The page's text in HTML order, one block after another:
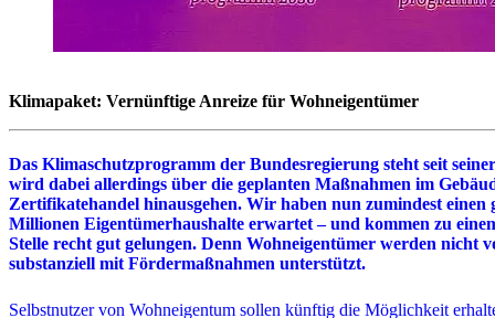
Klimapaket: Vernünftige Anreize für Wohneigentümer
Das Klimaschutzprogramm der Bundesregierung steht seit
wird dabei allerdings über die geplanten Maßnahmen im
Zertifikatehandel hinausgehen. Wir haben nun zumindest
Millionen Eigentümerhaushalte erwartet – und kommen zu
Stelle recht gut gelungen. Denn Wohneigentümer werden nicht
substanziell mit Fördermaßnahmen unterstützt.
Selbstnutzer von Wohneigentum sollen künftig die Möglichkeit